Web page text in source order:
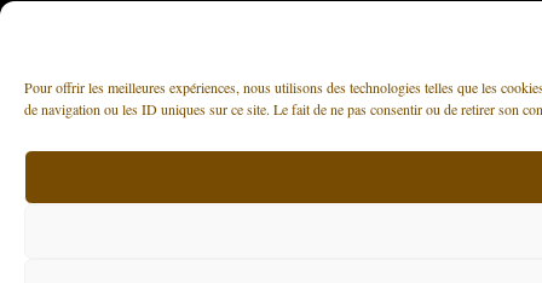
Pour offrir les meilleures expériences, nous utilisons des technologies telles que les
de navigation ou les ID uniques sur ce site. Le fait de ne pas consentir ou de retirer son